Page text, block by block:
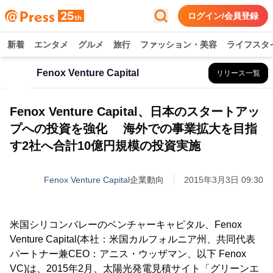
ログイン/会員登録
新着 エンタメ グルメ 旅行 ファッション・美容 ライフスタ
Fenox Venture Capital リリース一覧
Fenox Venture Capital、日本のスタートアッ
プへの投資を強化 海外での事業拡大を目指
す2社へ合計10億円規模の投資実施
Fenox Venture Capital企業動向 2015年3月3日 09:30
米国シリコンバレーのベンチャーキャピタル、Fenox
Venture Capital(本社：米国カルフォルニア州、共同代表
パートナー兼CEO：アニス・ウッザマン、以下 Fenox
VC)は、2015年2月、太陽光発電見積サイト「グリーンエ